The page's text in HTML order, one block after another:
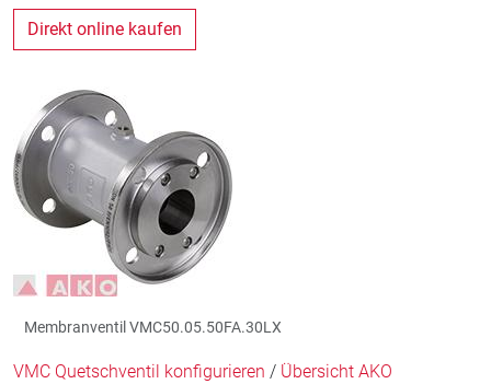
Direkt online kaufen
Membranventil VMC50.05.50FA.30LX
VMC Quetschventil konfigurieren / Übersicht AKO